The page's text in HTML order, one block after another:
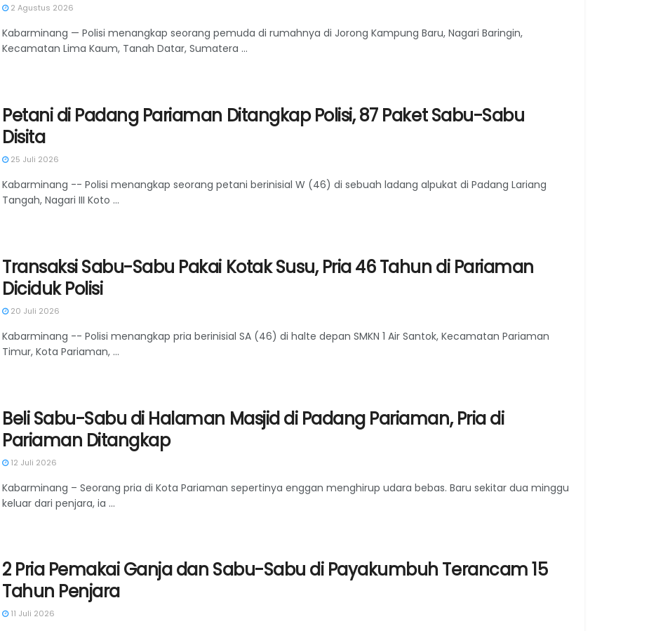
2 Agustus 2026
Kabarminang — Polisi menangkap seorang pemuda di rumahnya di Jorong Kampung Baru, Nagari Baringin,
Kecamatan Lima Kaum, Tanah Datar, Sumatera ...
Petani di Padang Pariaman Ditangkap Polisi, 87 Paket Sabu-Sabu
Disita
25 Juli 2026
Kabarminang -- Polisi menangkap seorang petani berinisial W (46) di sebuah ladang alpukat di Padang Lariang
Tangah, Nagari III Koto ...
Transaksi Sabu-Sabu Pakai Kotak Susu, Pria 46 Tahun di Pariaman
Diciduk Polisi
20 Juli 2026
Kabarminang -- Polisi menangkap pria berinisial SA (46) di halte depan SMKN 1 Air Santok, Kecamatan Pariaman
Timur, Kota Pariaman, ...
Beli Sabu-Sabu di Halaman Masjid di Padang Pariaman, Pria di
Pariaman Ditangkap
12 Juli 2026
Kabarminang – Seorang pria di Kota Pariaman sepertinya enggan menghirup udara bebas. Baru sekitar dua minggu
keluar dari penjara, ia ...
2 Pria Pemakai Ganja dan Sabu-Sabu di Payakumbuh Terancam 15
Tahun Penjara
11 Juli 2026